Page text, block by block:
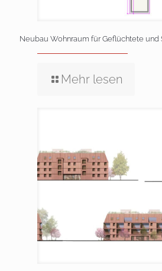
Neubau Wohnraum für Geflüchtete und
Mehr lesen